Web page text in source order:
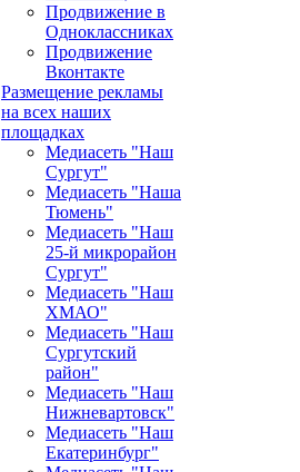
Продвижение в
Одноклассниках
Продвижение
Вконтакте
Размещение рекламы
на всех наших
площадках
Медиасеть "Наш
Сургут"
Медиасеть "Наша
Тюмень"
Медиасеть "Наш
25-й микрорайон
Сургут"
Медиасеть "Наш
ХМАО"
Медиасеть "Наш
Сургутский
район"
Медиасеть "Наш
Нижневартовск"
Медиасеть "Наш
Екатеринбург"